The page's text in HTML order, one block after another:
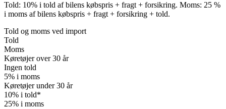
Told: 10% i told af bilens købspris + fragt + forsikring. Moms: 25 %
i moms af bilens købspris + fragt + forsikring + told.
Told og moms ved import
Told
Moms
Køretøjer over 30 år
Ingen told
5% i moms
Køretøjer under 30 år
10% i told*
25% i moms